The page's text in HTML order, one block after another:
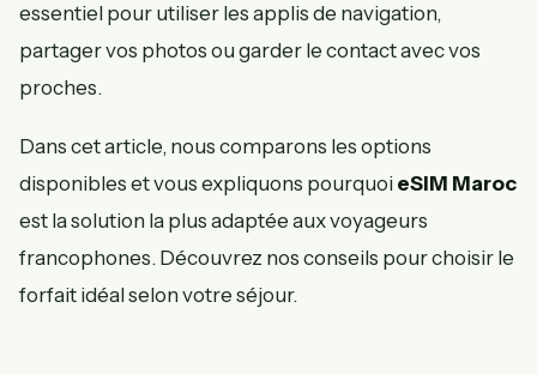
essentiel pour utiliser les applis de navigation,
partager vos photos ou garder le contact avec vos
proches.
Dans cet article, nous comparons les options
disponibles et vous expliquons pourquoi eSIM Maroc
est la solution la plus adaptée aux voyageurs
francophones. Découvrez nos conseils pour choisir le
forfait idéal selon votre séjour.